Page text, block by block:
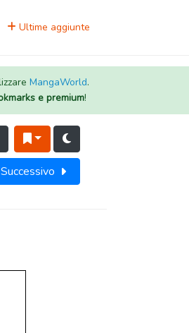
Ultime aggiunte
MangaWorld.
e premium!
Successivo